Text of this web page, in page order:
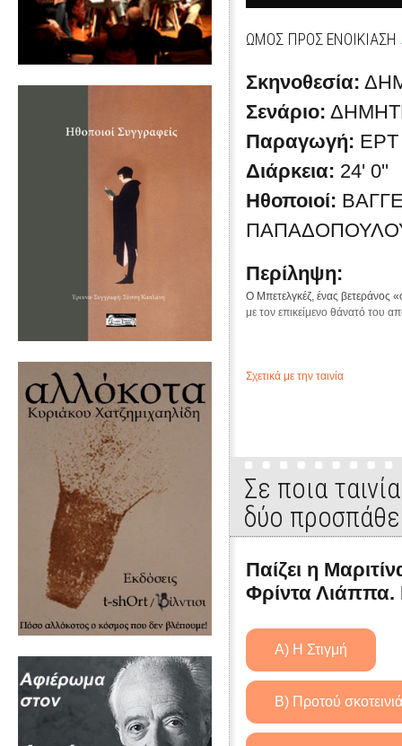
ΩΜΟΣ ΠΡΟΣ ΕΝΟΙΚΙΑΣΗ
Σκηνοθεσία:
Σενάριο:
Παραγωγή:
Διάρκεια: 24' 0''
Ηθοποιοί:
Περίληψη:
Ο Μπετελγκέζ, ένας βετεράνος
με τον επικείμενο θάνατό του
Σχετικά με την ταινία
Σε ποια
δύο
Παίζει η
Φρίντα Λιάππα.